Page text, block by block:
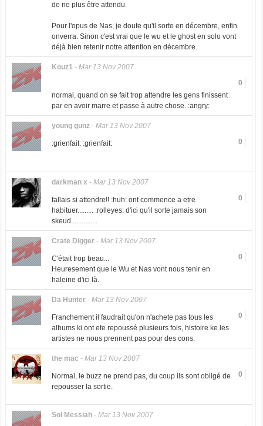
de ne plus être attendu.
Pour l'opus de Nas, je doute qu'il sorte en décembre, enfin
onverra. Sinon c'est vrai que le wu et le ghost en solo vont
déjà bien retenir notre attention en décembre.
Kouz1- Mar 13 Nov 2007
0
normal, quand on se fait trop attendre les gens finissent
par en avoir marre et passe à autre chose. :angry:
young gunz- Mar 13 Nov 2007
0
:grienfait: :grienfait:
darkman x - Mar 13 Nov 2007
0
fallais si attendre!! :huh: ont commence a etre
habituer......... :rolleyes: d'ici qu'il sorte jamais son
skeud...............
Crate Digger- Mar 13 Nov 2007
0
C'était trop beau...
Heuresement que le Wu et Nas vont nous tenir en
haleine d'ici là.
Da Hunter- Mar 13 Nov 2007
0
Franchement il faudrait qu'on n'achete pas tous les
albums ki ont ete repoussé plusieurs fois, histoire ke les
artistes ne nous prennent pas pour des cons.
the mac - Mar 13 Nov 2007
0
Normal, le buzz ne prend pas, du coup ils sont obligé de
repousser la sortie.
Sol Messiah- Mar 13 Nov 2007